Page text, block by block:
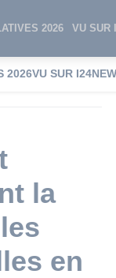
2026 VU SUR
2026VU SUR
la
en